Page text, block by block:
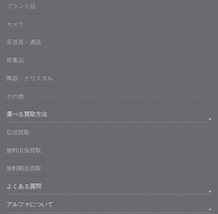
ブランド品
カメラ
茶道具・酒器
骨董品
陶器・クリスタル
その他
選べる買取方法
店頭買取
無料出張買取
無料郵送買取
よくある質問
アルファについて